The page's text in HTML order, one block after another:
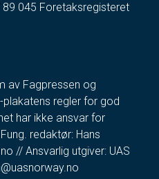
045 Foretaksregisteret
av Fagpressen og
regler for god
har ikke ansvar for
redaktør: Hans
// Ansvarlig utgiver: UAS